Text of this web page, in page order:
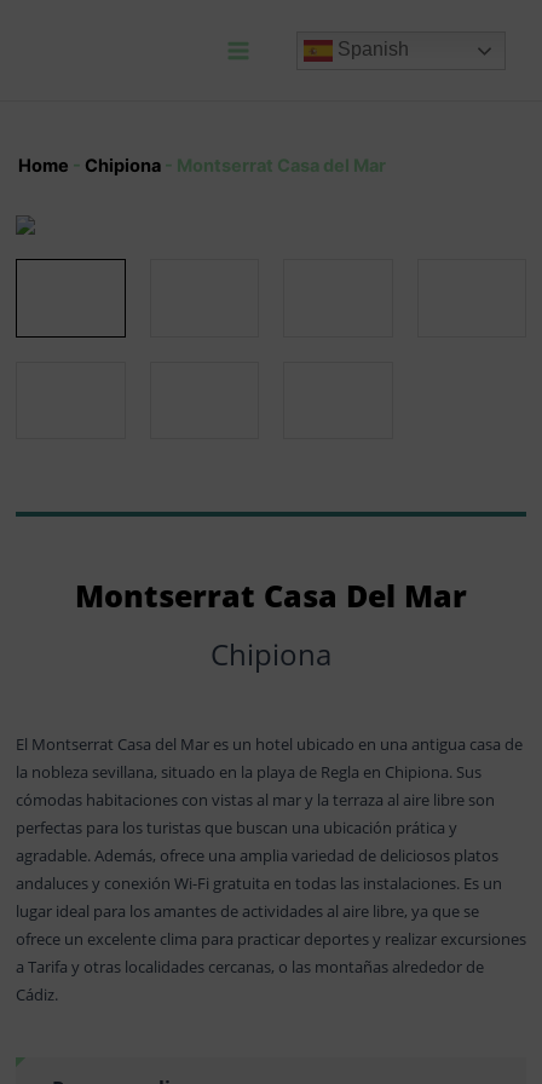
Spanish
Home - Chipiona- Montserrat Casa del Mar
Montserrat Casa Del Mar
Chipiona
El Montserrat Casa del Mar es un hotel ubicado en una antigua casa de
la nobleza sevillana, situado en la playa de Regla en Chipiona. Sus
cómodas habitaciones con vistas al mar y la terraza al aire libre son
perfectas para los turistas que buscan una ubicación prática y
agradable. Además, ofrece una amplia variedad de deliciosos platos
andaluces y conexión Wi-Fi gratuita en todas las instalaciones. Es un
lugar ideal para los amantes de actividades al aire libre, ya que se
ofrece un excelente clima para practicar deportes y realizar excursiones
a Tarifa y otras localidades cercanas, o las montañas alrededor de
Cádiz.